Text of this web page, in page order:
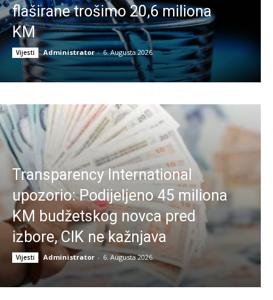
flaširane trošimo 20,6 miliona
KM
Vijesti Administrator - 6. Augusta 2026.
Transparency International
upozorio: Podijeljeno 45 miliona
KM budžetskog novca pred
izbore, CIK ne kažnjava
Vijesti Administrator - 6. Augusta 2026.